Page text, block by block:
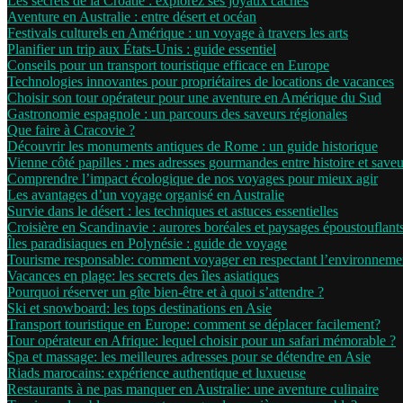
Aventure en Australie : entre désert et océan
Festivals culturels en Amérique : un voyage à travers les arts
Planifier un trip aux États-Unis : guide essentiel
Conseils pour un transport touristique efficace en Europe
Technologies innovantes pour propriétaires de locations de vacances
Choisir son tour opérateur pour une aventure en Amérique du Sud
Gastronomie espagnole : un parcours des saveurs régionales
Que faire à Cracovie ?
Découvrir les monuments antiques de Rome : un guide historique
Vienne côté papilles : mes adresses gourmandes entre histoire et
Comprendre l’impact écologique de nos voyages pour mieux agir
Les avantages d’un voyage organisé en Australie
Survie dans le désert : les techniques et astuces essentielles
Croisière en Scandinavie : aurores boréales et paysages
Îles paradisiaques en Polynésie : guide de voyage
Tourisme responsable: comment voyager en respectant
Vacances en plage: les secrets des îles asiatiques
Pourquoi réserver un gîte bien-être et à quoi s’attendre ?
Ski et snowboard: les tops destinations en Asie
Transport touristique en Europe: comment se déplacer facilement?
Tour opérateur en Afrique: lequel choisir pour un safari mémorable ?
Spa et massage: les meilleures adresses pour se détendre en Asie
Riads marocains: expérience authentique et luxueuse
Restaurants à ne pas manquer en Australie: une aventure culinaire